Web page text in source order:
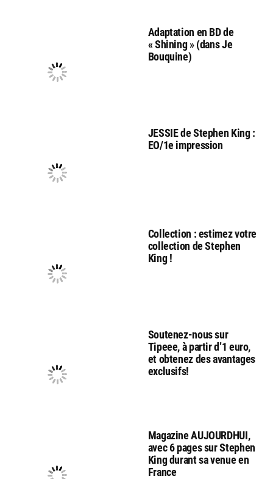
Adaptation en BD de
« Shining » (dans Je
Bouquine)
JESSIE de Stephen King :
EO/1e impression
Collection : estimez votre
collection de Stephen
King !
Soutenez-nous sur
Tipeee, à partir d’1 euro,
et obtenez des avantages
exclusifs!
Magazine AUJOURDHUI,
avec 6 pages sur Stephen
King durant sa venue en
France